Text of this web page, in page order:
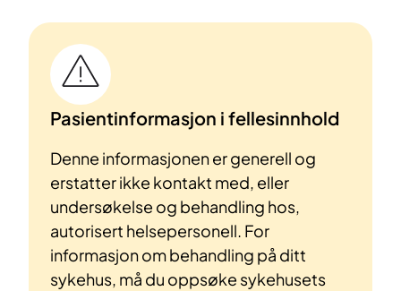
Pasientinformasjon i fellesinnhold
Denne informasjonen er generell og
erstatter ikke kontakt med, eller
undersøkelse og behandling hos,
autorisert helsepersonell. For
informasjon om behandling på ditt
sykehus, må du oppsøke sykehusets